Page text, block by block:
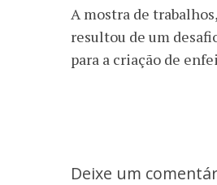
A mostra de
resultou de um
para a criação de
Deixe um